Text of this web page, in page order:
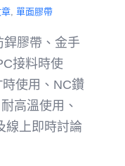
單面膠帶
膠帶、金手
接料時使
使用、NC鑽
高溫使用、
線上即時討論